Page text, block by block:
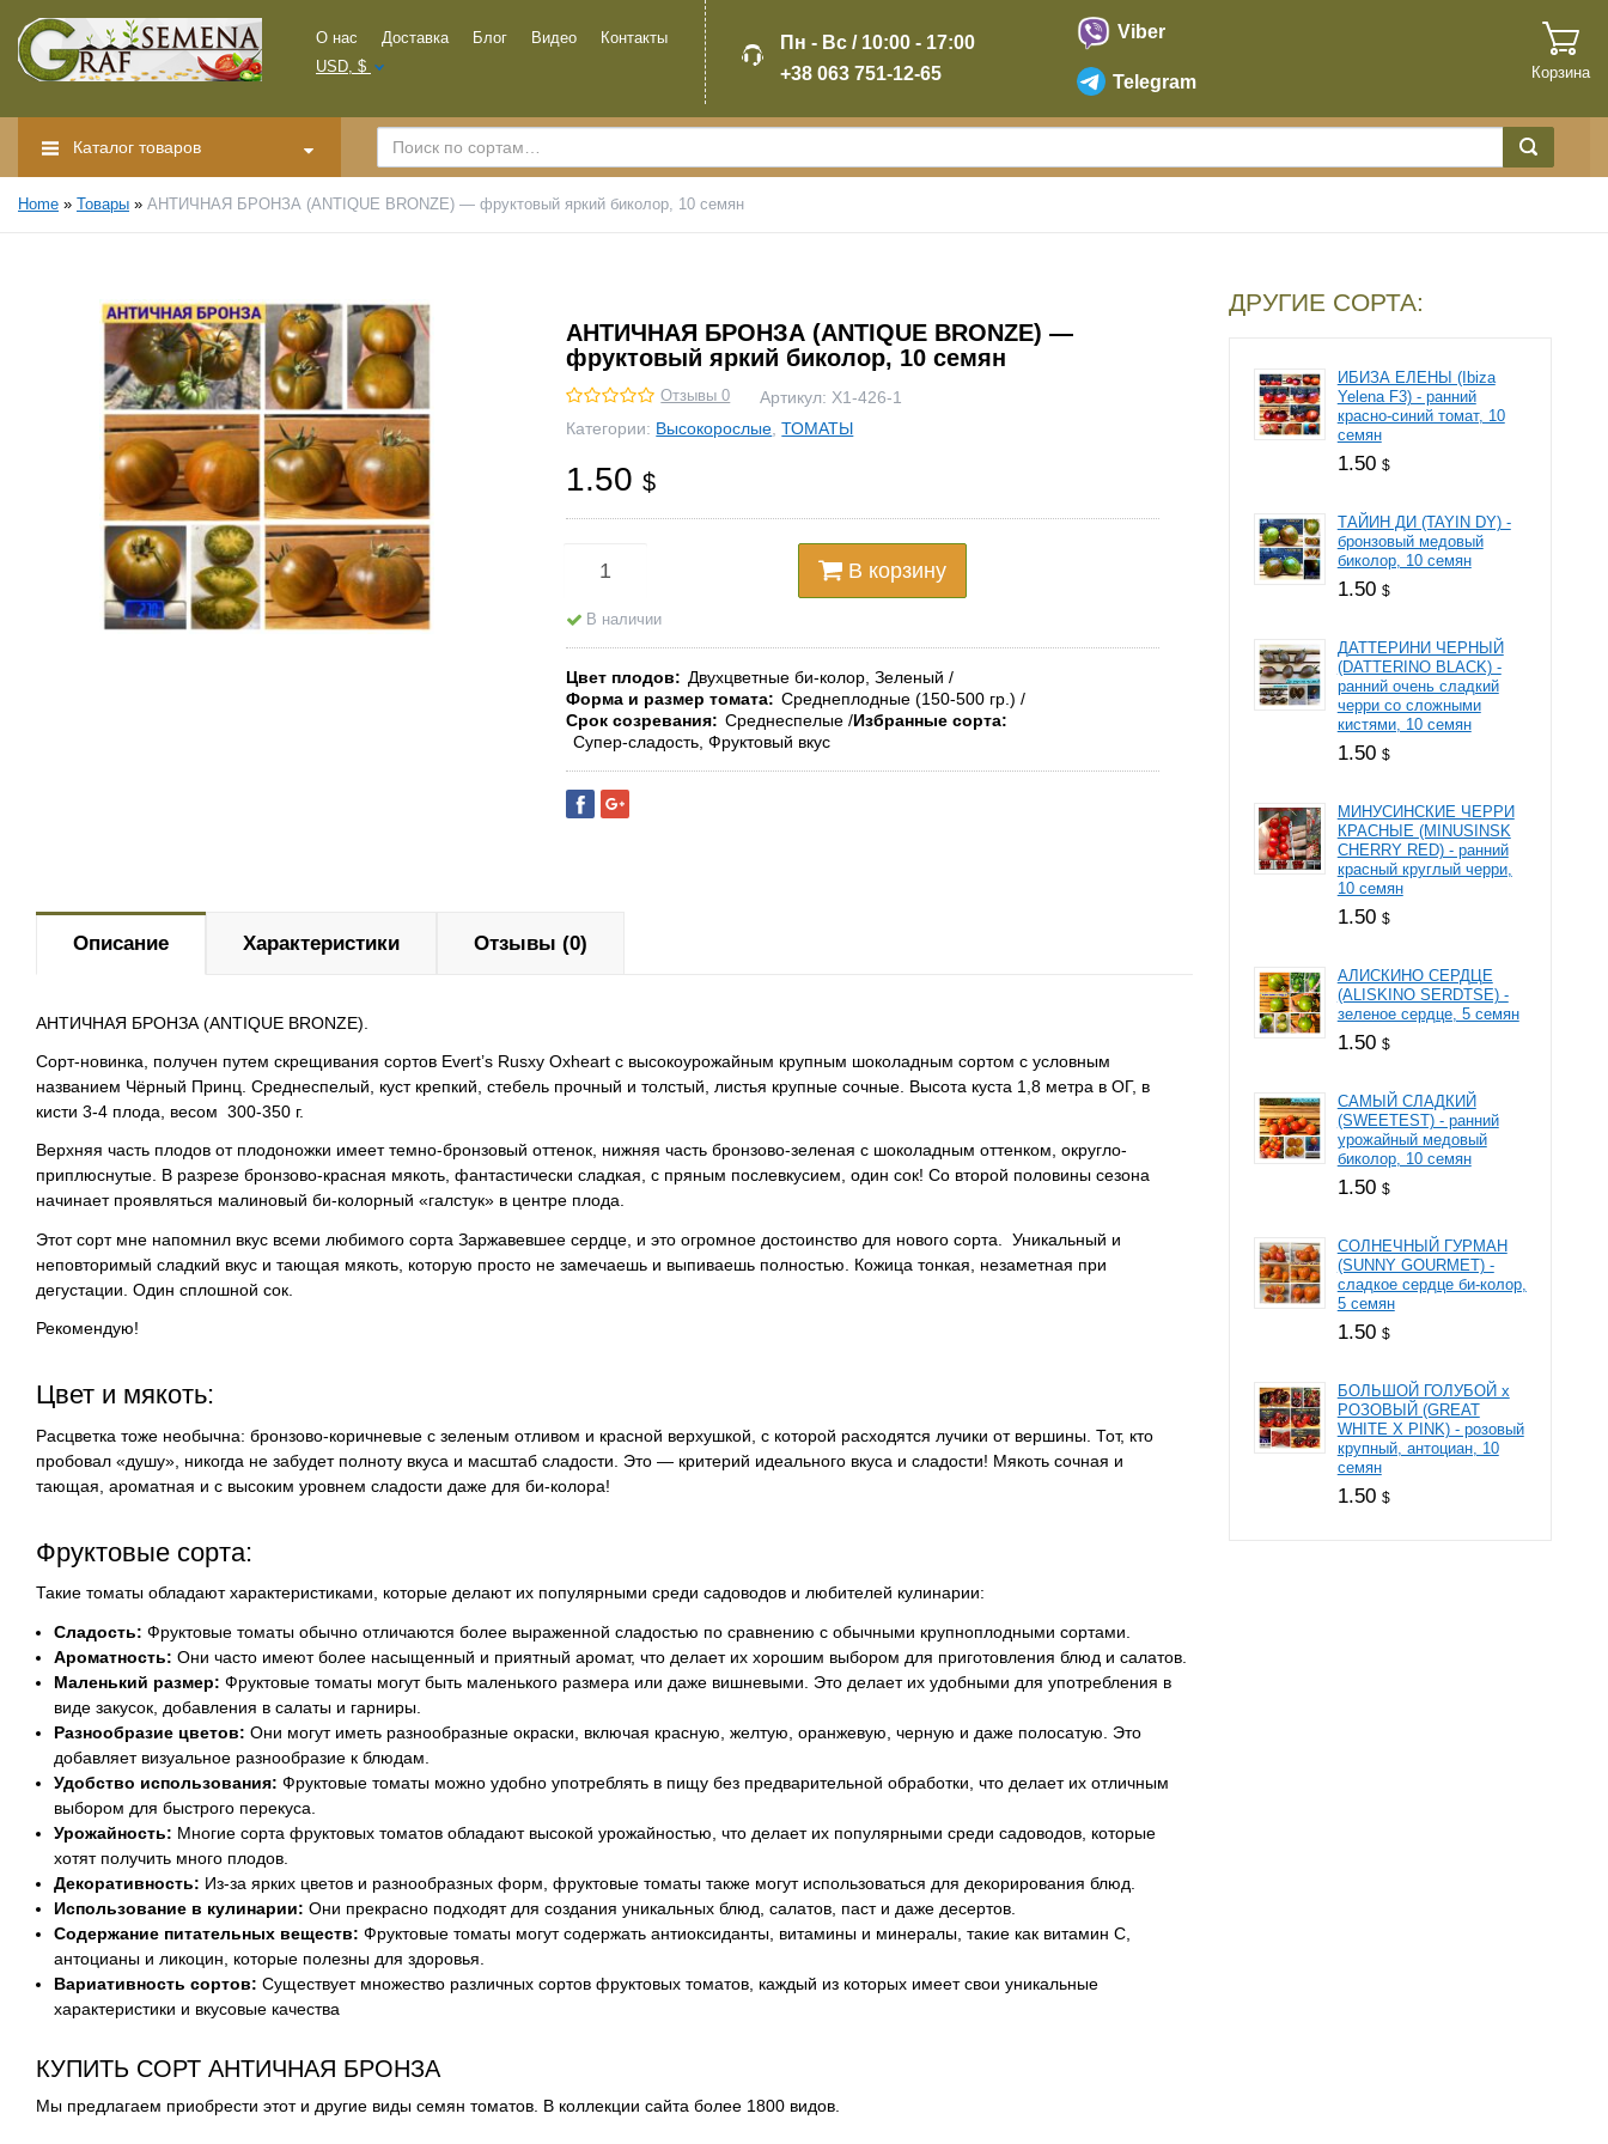
О нас Доставка Блог Видео
Контакты
USD, $
Пн - Вс / 10:00 - 17:00
+38 063 751-12-65
Viber
Telegram Корзина
Каталог товаров
Home » Товары » АНТИЧНАЯ БРОНЗА (ANTIQUE BRONZE) — фруктовый яркий биколор, 10 семян
АНТИЧНАЯ БРОНЗА (ANTIQUE BRONZE) —
фруктовый яркий биколор, 10 семян
Отзывы 0 Артикул: Х1-426-1
Категории: Высокорослые ,ТОМАТЫ
1.50$
В корзину
В наличии
Цвет плодов
Двухцветные би-колор, Зеленый
Форма и размер томата
Среднеплодные (150-500 гр.)
Срок созревания
Среднеспелые Избранные сорта
Супер-сладость, Фруктовый вкус
Описание
АНТИЧНАЯ БРОНЗА (ANTIQUE BRONZE).
Сорт-новинка, получен путем скрещивания сортов Evert’s Rusxy Oxheart с высокоурожайным крупным шоколадным сортом с условным
названием Чёрный Принц. Среднеспелый, куст крепкий, стебель прочный и толстый, листья крупные сочные. Высота куста 1,8 метра в ОГ, в
кисти 3-4 плода, весом 300-350 г.
Верхняя часть плодов от плодоножки имеет темно-бронзовый оттенок, нижняя часть бронзово-зеленая с шоколадным оттенком, округло-
приплюснутые. В разрезе бронзово-красная мякоть, фантастически сладкая, с пряным послевкусием, один сок! Со второй половины сезона
начинает проявляться малиновый би-колорный «галстук» в центре плода.
Этот сорт мне напомнил вкус всеми любимого сорта Заржавевшее сердце, и это огромное достоинство для нового сорта . Уникальный и
неповторимый сладкий вкус и тающая мякоть, которую просто не замечаешь и выпиваешь полностью. Кожица тонкая, незаметная при
дегустации. Один сплошной сок.
Рекомендую!
Цвет и мякоть:
Расцветка тоже необычна: бронзово-коричневые с зеленым отливом и красной верхушкой, с которой расходятся лучики от вершины. Тот, кто
пробовал «душу», никогда не забудет полноту вкуса и масштаб сладости. Это — критерий идеального вкуса и сладости! Мякоть сочная и
тающая, ароматная и с высоким уровнем сладости даже для би-колора!
Фруктовые сорта:
Такие томаты обладают характеристиками, которые делают их популярными среди садоводов и любителей кулинарии:
Сладость: Фруктовые томаты обычно отличаются более выраженной сладостью по сравнению с обычными крупноплодными сортами.
Ароматность: Они часто имеют более насыщенный и приятный аромат, что делает их хорошим выбором для приготовления блюд и салатов.
Маленький размер: Фруктовые томаты могут быть маленького размера или даже вишневыми. Это делает их удобными для употребления в
виде закусок, добавления в салаты и гарниры.
Разнообразие цветов: Они могут иметь разнообразные окраски, включая красную, желтую, оранжевую, черную и даже полосатую. Это
добавляет визуальное разнообразие к блюдам.
Удобство использования: Фруктовые томаты можно удобно употреблять в пищу без предварительной обработки, что делает их отличным
выбором для быстрого перекуса.
Урожайность: Многие сорта фруктовых томатов обладают высокой урожайностью, что делает их популярными среди садоводов, которые
хотят получить много плодов.
Декоративность: Из-за ярких цветов и разнообразных форм, фруктовые томаты также могут использоваться для декорирования блюд.
Использование в кулинарии: Они прекрасно подходят для создания уникальных блюд, салатов, паст и даже десертов.
Содержание питательных веществ: Фруктовые томаты могут содержать антиоксиданты, витамины и минералы, такие как витамин C,
антоцианы и ликоцин, которые полезны для здоровья.
Вариативность сортов: Существует множество различных сортов фруктовых томатов, каждый из которых имеет свои уникальные
характеристики и вкусовые качества
КУПИТЬ СОРТ АНТИЧНАЯ БРОНЗА
Мы предлагаем приобрести этот и другие виды семян томатов. В коллекции сайта более 1800 видов.
Характеристики Отзывы (0)
ДРУГИЕ СОРТА:
ИБИЗА ЕЛЕНЫ (Ibiza
Yelena F3) - ранний
красно-синий томат, 10
семян
1.50 $
ТАЙИН ДИ (TAYIN DY) -
бронзовый медовый
биколор, 10 семян
1.50 $
ДАТТЕРИНИ ЧЕРНЫЙ
(DATTERINO BLACK) -
ранний очень сладкий
черри со сложными
кистями, 10 семян
1.50 $
МИНУСИНСКИЕ ЧЕРРИ
КРАСНЫЕ (MINUSINSK
CHERRY RED) - ранний
красный круглый черри,
10 семян
1.50 $
АЛИСКИНО СЕРДЦЕ
(ALISKINO SERDTSE) -
зеленое сердце, 5 семян
1.50 $
САМЫЙ СЛАДКИЙ
(SWEETEST) - ранний
урожайный медовый
биколор, 10 семян
1.50 $
СОЛНЕЧНЫЙ ГУРМАН
(SUNNY GOURMET) -
сладкое сердце би-колор,
5 семян
1.50 $
БОЛЬШОЙ ГОЛУБОЙ х
РОЗОВЫЙ (GREAT
WHITE X PINK) - розовый
крупный, антоциан, 10
семян
1.50 $